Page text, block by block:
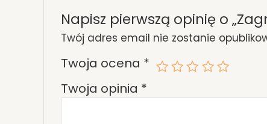
Napisz pierwszą opinię o
Twój adres email nie zostanie
Twoja ocena *
Twoja opinia *